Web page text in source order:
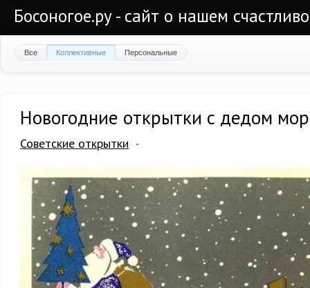
Босоногое.ру - сайт о нашем
Все Коллективные Персональные
Новогодние открытки с дедом
Советские открытки